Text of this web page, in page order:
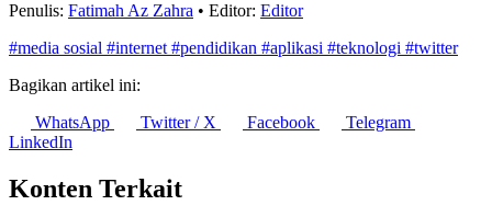
Penulis: Fatimah Az Zahra • Editor: Editor
#media sosial #internet#pendidikan #aplikasi #teknologi #twitter
Bagikan artikel ini:
WhatsApp
Twitter / X Facebook
Telegram
LinkedIn
Konten Terkait